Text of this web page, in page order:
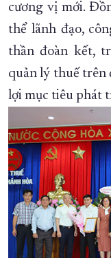
cương vị mới.
thể lãnh đạo,
thần đoàn kết,
quản lý thuế trên
lợi mục tiêu phát